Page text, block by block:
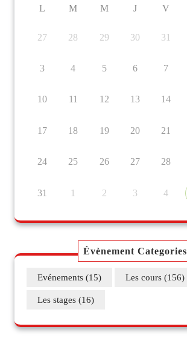
L M M J V
27 28 29 30 31
3 4 5 6 7
10 11 12 13 14
17 18 19 20 21
24 25 26 27 28
31 1 2 3 4
Évènement Categories
Evénements (15) Les cours (156)
Les stages (16)